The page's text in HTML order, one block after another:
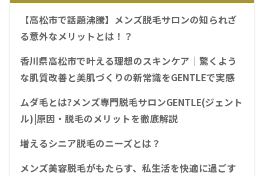
【高松市で話題沸騰】メンズ脱毛サロンの知られざ
る意外なメリットとは！？
香川県高松市で叶える理想のスキンケア｜驚くよう
な肌質改善と美肌づくりの新常識をGENTLEで実感
ムダ毛とは?メンズ専門脱毛サロンGENTLE(ジェント
ル)|原因・脱毛のメリットを徹底解説
増えるシニア脱毛のニーズとは？
メンズ美容脱毛がもたらす、私生活を快適に過ごす